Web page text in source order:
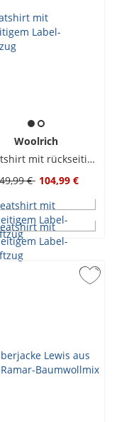
Gespür für
Woolrich
Sweatshirt mit rückseitigem Label-Schriftzug
€ 104,99 €